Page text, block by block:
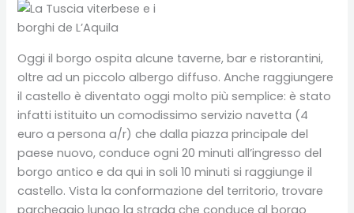
Oggi il borgo ospita alcune taverne, bar e ristorantini,
oltre ad un piccolo albergo diffuso. Anche raggiungere
il castello è diventato oggi molto più semplice: è stato
infatti istituito un comodissimo servizio navetta (4
euro a persona a/r) che dalla piazza principale del
paese nuovo, conduce ogni 20 minuti all’ingresso del
borgo antico e da qui in soli 10 minuti si raggiunge il
castello. Vista la conformazione del territorio, trovare
parcheggio lungo la strada che conduce al borgo